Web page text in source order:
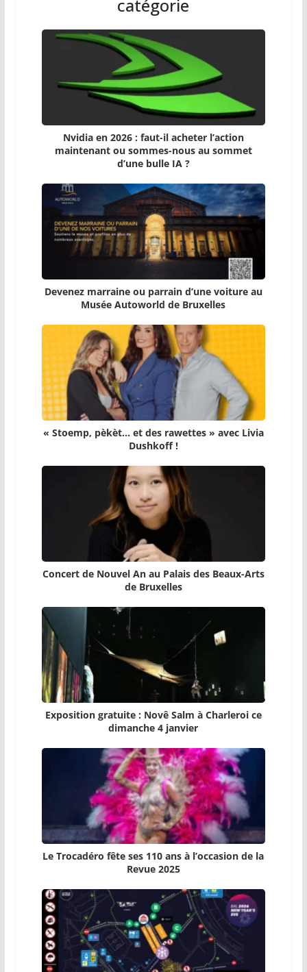
catégorie
Nvidia en 2026 : faut-il acheter l’action
maintenant ou sommes-nous au sommet
d’une bulle IA ?
Devenez marraine ou parrain d’une voiture au
Musée Autoworld de Bruxelles
« Stoemp, pèkèt… et des rawettes » avec Livia
Dushkoff !
Concert de Nouvel An au Palais des Beaux-Arts
de Bruxelles
Exposition gratuite : Novê Salm à Charleroi ce
dimanche 4 janvier
Le Trocadéro fête ses 110 ans à l’occasion de la
Revue 2025